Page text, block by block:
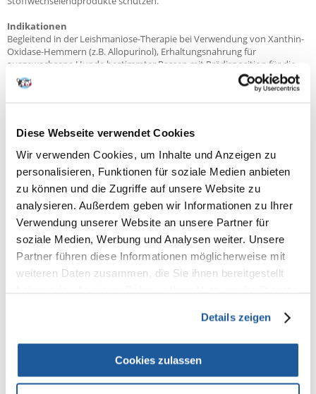
Diese Webseite verwendet Cookies
Wir verwenden Cookies, um Inhalte und Anzeigen zu
personalisieren, Funktionen für soziale Medien anbieten
zu können und die Zugriffe auf unsere Website zu
analysieren. Außerdem geben wir Informationen zu Ihrer
Verwendung unserer Website an unsere Partner für
soziale Medien, Werbung und Analysen weiter. Unsere
Partner führen diese Informationen möglicherweise mit
weiteren Daten zusammen, die Sie ihnen bereitgestellt
Details zeigen
Cookies zulassen
Indikationen
Begleitend in der Leishmaniose-Therapie bei Verwendung von Xanthin-
Oxidase-Hemmern (z.B. Allopurinol), Erhaltungsnahrung für
ausgewachsene Hunde bestimmter Rassen mit Prädisposition für die
Bildung von Stoffwechsel bedingten Harnsteinen (z.B. Dalmatiner),
Rezidivprophylaxe von Stoffwechsel bedingten Harnsteinen (Urat,
Gegenanzeige
Trächtigkeit, Laktation, Wachstum bis zur Kastration/Sterilisation,
Behandlung mit harnansäuernden Medikamenten
Weitere Informationen
Tierhalter sollten betroffenen Tieren ausschließlich URINARY U/C
füttern, da ansonsten die Wirksamkeit des Produktes eingeschränkt
wird.
Bestandteile
ZUSAMMENSETZUNG:
Reis, Maisfuttermehl, Weizenfuttermehl, Ei getrocknet, Tierfett,
Weizenkleberfutter*, Mineralstoffe, Maiskleberfutter, Lignozellulose,
Ernährungsphysiologische Zusatzstoffe: Vitamin A: 25000 IE, Vitamin D3:
800 IE, E1 (Eisen): 41 mg, E2 (Jod): 2,9 mg, E4 (Kupfer): 12 mg, E5
(Mangan): 55 mg, E6 (Zink): 207 mg, E8 (Selen): 0,1 mg -
Konservierungsstoffe - Antioxidanzien.